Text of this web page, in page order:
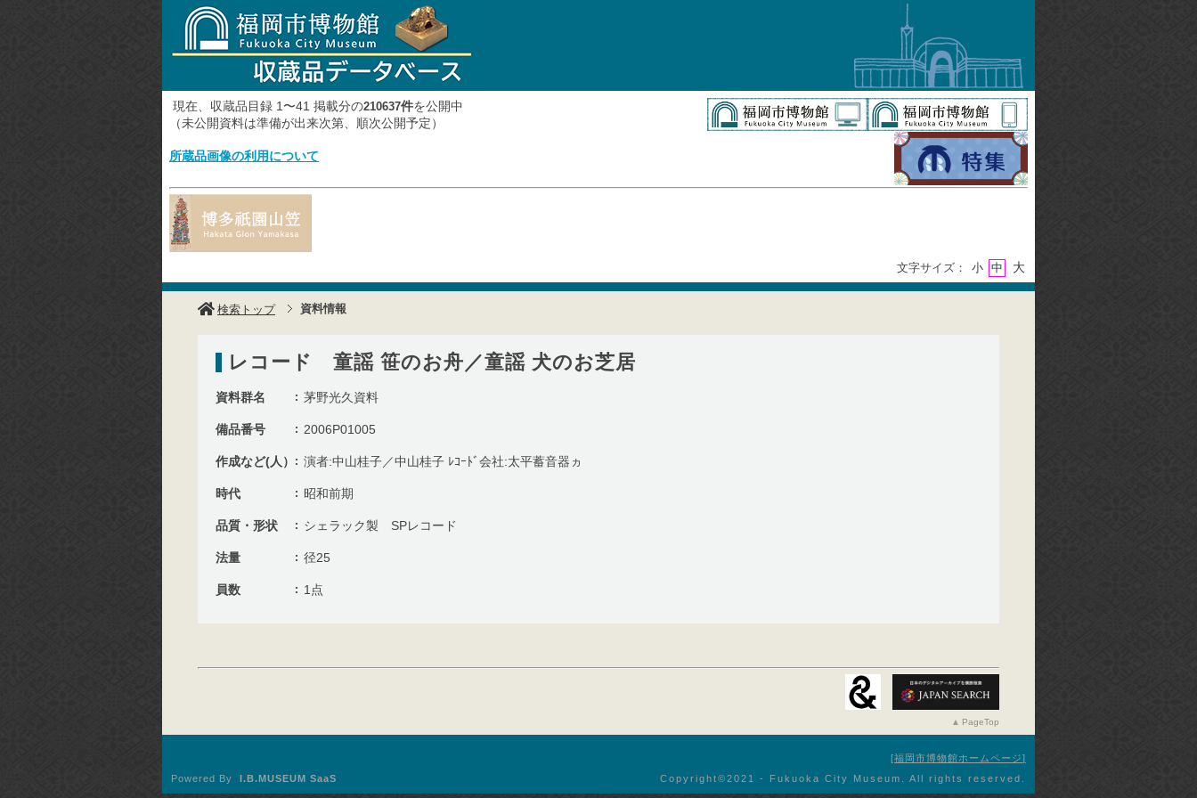
現在、収蔵品目録 1〜41 掲載分の210637件を公開中
（未公開資料は準備が出来次第、順次公開予定）
所蔵品画像の利用について
文字サイズ： 小 中 大
検索トップ 資料情報
レコード 童謡 笹のお舟／童謡 犬のお芝居
資料群名 茅野光久資料
備品番号 2006P01005
作成など(人） 演者:中山桂子／中山桂子 ﾚｺｰﾄﾞ会社:太平蓄音器ヵ
時代 昭和前期
品質・形状 シェラック製 SPレコード
法量 径25
員数 1点
PageTop
福岡市博物館ホームページ
Copyright©︎2021 - Fukuoka City Museum. All rights reserved.
Powered By I.B.MUSEUM SaaS